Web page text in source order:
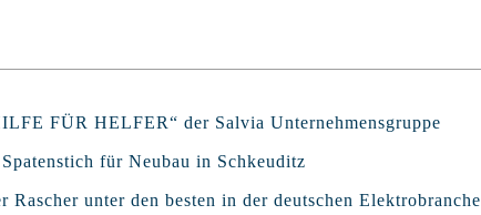
FÜR HELFER“ der Salvia Unternehmensgruppe
für Neubau in Schkeuditz
unter den besten in der deutschen Elektrobranche